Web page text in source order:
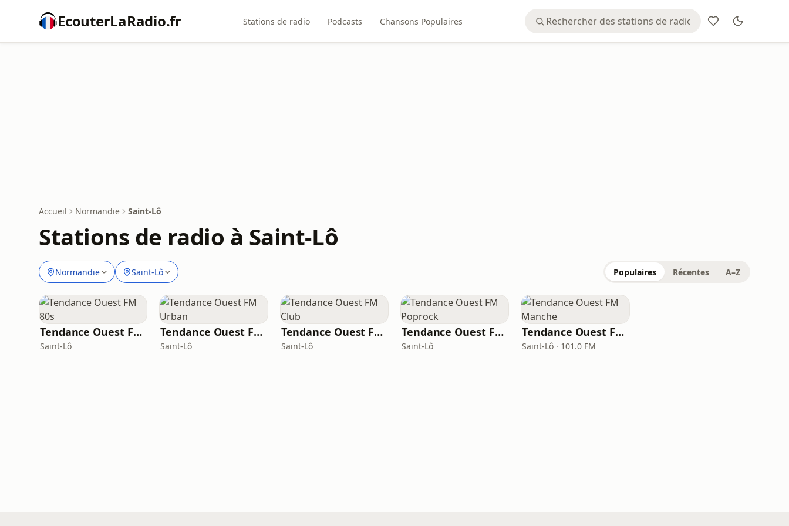
EcouterLaRadio.fr Stations de radio Podcasts Chansons Populaires
Accueil Normandie Saint-Lô
Stations de radio à Saint-Lô
Normandie Saint-Lô Populaires Récentes A–Z
Tendance Ouest FM 80s
Saint-Lô
Tendance Ouest FM Urban
Saint-Lô
Tendance Ouest FM Club
Saint-Lô
Tendance Ouest FM Poprock
Saint-Lô
Tendance Ouest FM Manche
Saint-Lô · 101.0 FM